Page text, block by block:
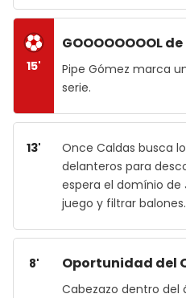
15'
GOOOOOOOOL
Pipe Gómez marca
serie.
13'
Once Caldas busca
delanteros para
espera el domínio
juego y filtrar balones.
8' Oportunidad del
Cabezazo dentro del